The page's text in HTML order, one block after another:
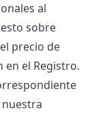
al
sobre
precio de
en el Registro.